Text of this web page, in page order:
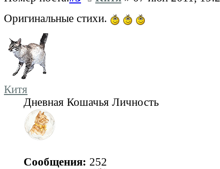
Оригинальные стихи.
Китя
Дневная Кошачья Личность
Сообщения: 252